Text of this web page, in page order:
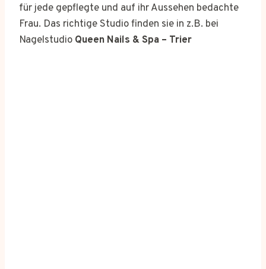
für jede gepflegte und auf ihr Aussehen bedachte
Frau. Das richtige Studio finden sie in z.B. bei
Nagelstudio Queen Nails & Spa – Trier